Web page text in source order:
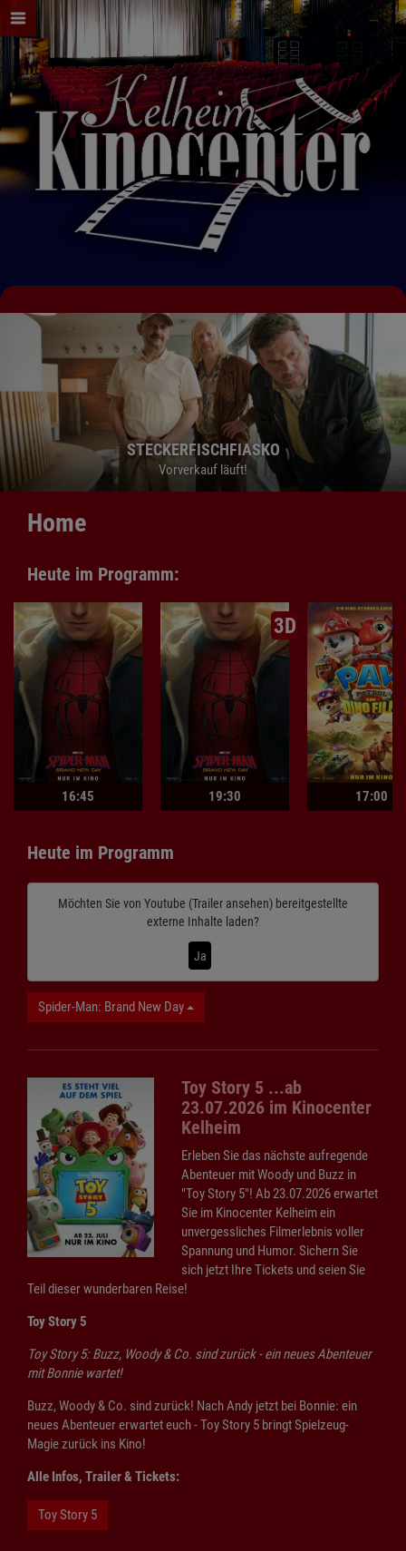
STECKERFISCHFIASKO
Vorverkauf läuft!
STECKERFISCHFIASKO
Vorverkauf läuft!
STECKERFISCHFIASKO
Vorverkauf läuft!
Home
Heute im Programm:
16:45
3D
19:30 17:00
Heute im Programm
Möchten Sie von Youtube (Trailer ansehen) bereitgestellte
externe Inhalte laden?
Ja
Spider-Man: Brand New Day
Toy Story 5 ...ab
23.07.2026 im Kinocenter
Kelheim
Erleben Sie das nächste aufregende
Abenteuer mit Woody und Buzz in
"Toy Story 5"! Ab 23.07.2026 erwartet
Sie im Kinocenter Kelheim ein
unvergessliches Filmerlebnis voller
Spannung und Humor. Sichern Sie
sich jetzt Ihre Tickets und seien Sie
Teil dieser wunderbaren Reise!
Toy Story 5
Toy Story 5: Buzz, Woody & Co. sind zurück - ein neues Abenteuer
mit Bonnie wartet!
Buzz, Woody & Co. sind zurück! Nach Andy jetzt bei Bonnie: ein
neues Abenteuer erwartet euch - Toy Story 5 bringt Spielzeug-
Magie zurück ins Kino!
Alle Infos, Trailer & Tickets:
Toy Story 5